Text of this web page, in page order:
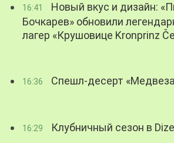
16:41
Новый вкус и дизайн:
Бочкарев» обновили
лагер «Крушовице Kronprinz
16:36 Спешл-десерт
16:29 Клубничный сезон в